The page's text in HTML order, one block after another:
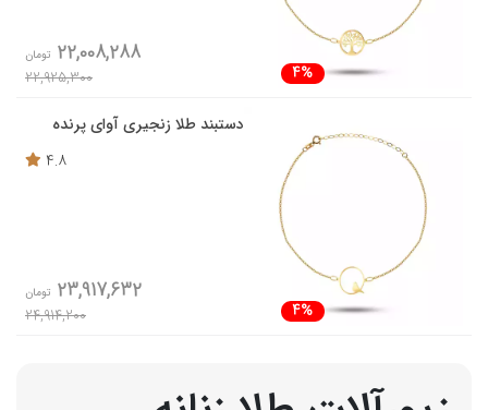
4%
22,008,288 تومان
22,925,300
دستبند طلا زنجیری آوای پرنده
4.8
4%
23,917,632 تومان
24,914,200